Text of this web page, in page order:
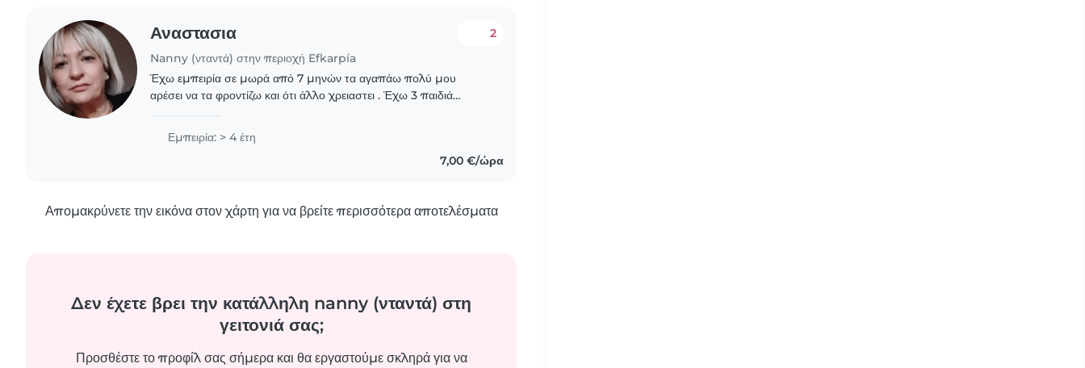
Αναστασια
Nanny (νταντά) στην περιοχή Efkarpía
2
Έχω εμπειρία σε μωρά από 7 μηνών τα αγαπάω πολύ μου
αρέσει να τα φροντίζω και ότι άλλο χρειαστει . Έχω 3 παιδιά
Εμπειρία: > 4 έτη
7,00 €/ώρα
Απομακρύνετε την εικόνα στον χάρτη για να βρείτε περισσότερα αποτελέσματα
Δεν έχετε βρει την κατάλληλη nanny (νταντά) στη
γειτονιά σας;
Προσθέστε το προφίλ σας σήμερα και θα εργαστούμε σκληρά για να